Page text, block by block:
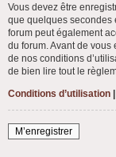
Vous devez être
que quelques secondes
forum peut également
du forum. Avant de vous
de nos conditions
de bien lire tout le
Conditions d’utilisation |
M’enregistrer